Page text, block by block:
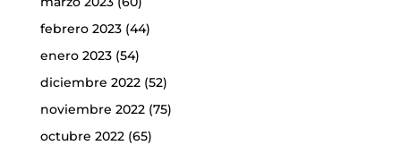
febrero 2023(44)
enero 2023(54)
diciembre 2022(52)
noviembre 2022(75)
octubre 2022(65)